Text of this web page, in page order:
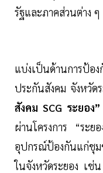
รัฐและภาคส่วนต่าง ๆ
แบ่งเป็นด้านการป้อ
ประกันสังคม จังหวัด
สังคม SCG ระยอง”
ผ่านโครงการ “ระ
อุปกรณ์ป้องกันแก่ชุม
ในจังหวัดระยอง เช่